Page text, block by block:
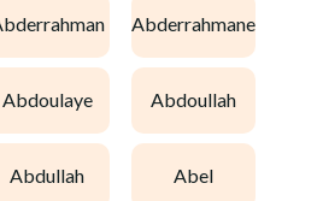
abderrahman abderrahmane
abdoulaye abdoullah
abdullah abel